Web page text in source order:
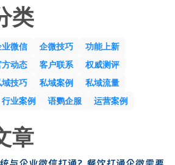
类
微信 企微技巧
功能上新
动态 客户联系
权威测评
技巧 私域案例
私域流量
行业案例 语鹦企服 运营案例
章